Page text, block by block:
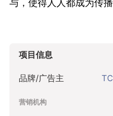
与，使得人人都成为传播
项目信息
品牌/广告主
营销机构